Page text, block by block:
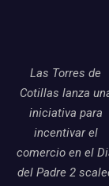
Las Torres de
Cotillas lanza
iniciativa para
incentivar el
comercio en el
del Padre 2